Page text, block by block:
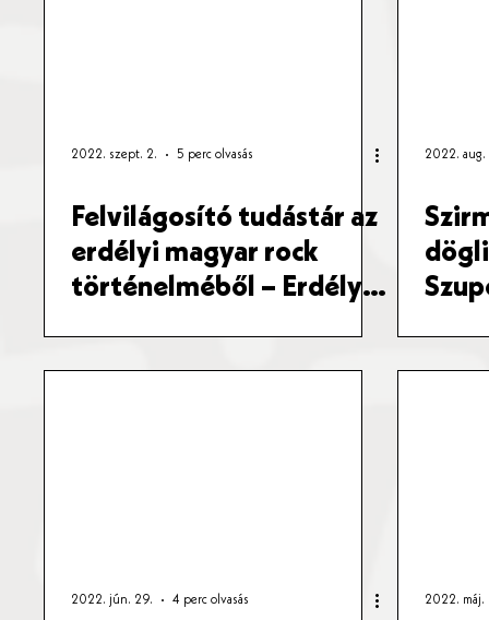
2022. szept. 2. 5 perc olvasás
Felvilágosító tudástár az
erdélyi magyar rock
történelméből – Erdélyi
2022. aug.
2022. jún. 29. 4 perc olvasás 2022. máj.